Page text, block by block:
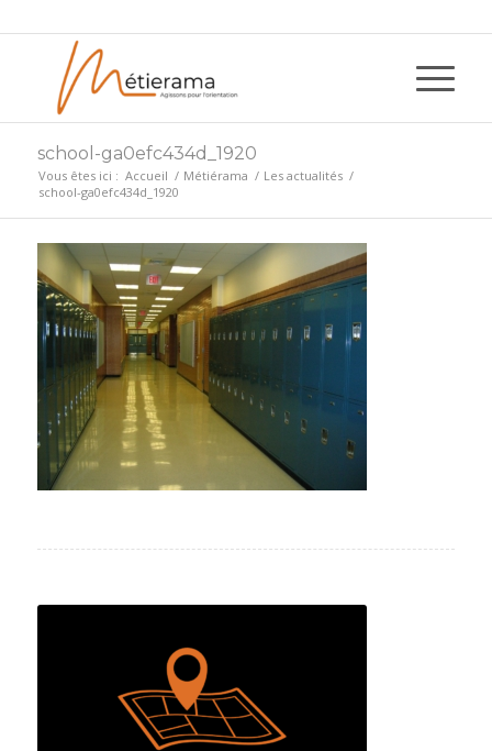
school-ga0efc434d_1920
Vous êtes ici : Accueil / Métiérama / Les actualités /
school-ga0efc434d_1920